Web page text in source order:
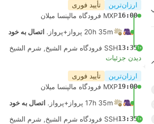
ارزان‌ترین تأیید فوری
16:00MXP فرودگاه مالپنسا میلان
20h 35m پرواز+پرواز.
اتصال به خود
+1
13:35SSH فرودگاه شرم الشیخ, شرم الشیخ
دیدن جزئیات
ارزان‌ترین تأیید فوری
19:00MXP فرودگاه مالپنسا میلان
17h 35m پرواز+پرواز.
اتصال به خود
+1
13:35SSH فرودگاه شرم الشیخ, شرم الشیخ